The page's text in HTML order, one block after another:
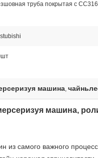
труба покрытая с СС316
машина,
машина,
из самого важного